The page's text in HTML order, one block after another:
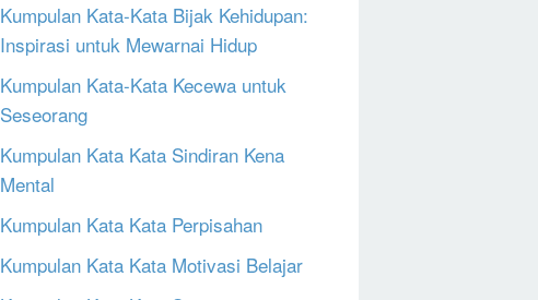
Kumpulan Kata-Kata Bijak Kehidupan:
Inspirasi untuk Mewarnai Hidup
Kumpulan Kata-Kata Kecewa untuk
Seseorang
Kumpulan Kata Kata Sindiran Kena
Mental
Kumpulan Kata Kata Perpisahan
Kumpulan Kata Kata Motivasi Belajar